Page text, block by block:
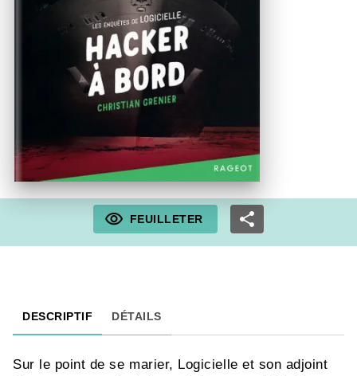
FEUILLETER
DESCRIPTIF DÉTAILS
Sur le point de se marier, Logicielle et son adjoint